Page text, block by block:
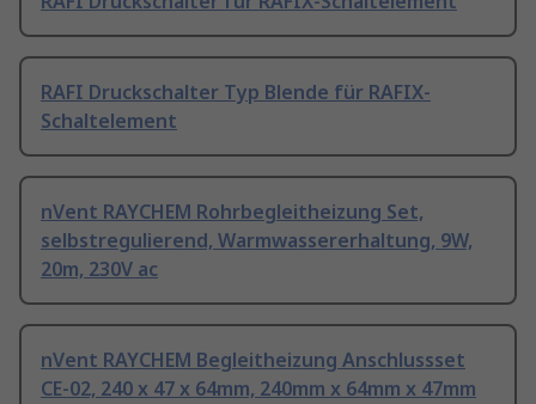
RAFI Druckschalter Typ Blende für RAFIX-
Schaltelement
nVent RAYCHEM Rohrbegleitheizung Set,
selbstregulierend, Warmwassererhaltung, 9W,
20m, 230V ac
nVent RAYCHEM Begleitheizung Anschlussset
CE-02, 240 x 47 x 64mm, 240mm x 64mm x 47mm